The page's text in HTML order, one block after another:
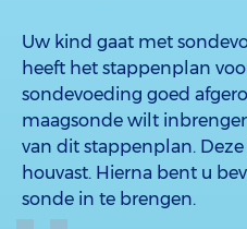
Uw kind gaat met
heeft het stappenplan
sondevoeding goed
maagsonde wilt
van dit stappenplan.
houvast. Hierna bent u
sonde in te brengen.